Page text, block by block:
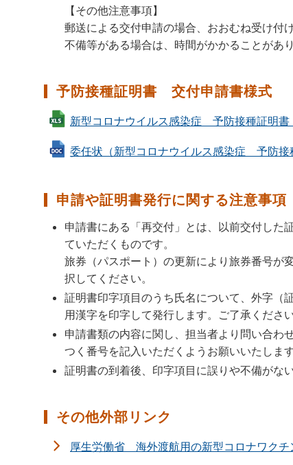
【その他注意事項】
郵送による交付申請の場合、おおむね受け付
不備等がある場合は、時間がかかることがあ
予防接種証明書 交付申請書様式
新型コロナウイルス感染症 予防接種証明
委任状（新型コロナウイルス感染症 予防
申請や証明書発行に関する注意事項
申請書にある「再交付」とは、以前交付した
ていただくものです。
旅券（パスポート）の更新により旅券番号が
択してください。
証明書印字項目のうち氏名について、外字（
用漢字を印字して発行します。ご了承ください
申請書類の内容に関し、担当者より問い合わ
つく番号を記入いただくようお願いいたします
証明書の到着後、印字項目に誤りや不備がな
その他外部リンク
厚生労働省 海外渡航用の新型コロナワクチ